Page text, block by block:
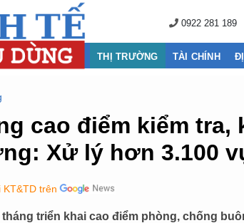
0922 281 189
THỊ TRƯỜNG TÀI CHÍNH
cao điểm kiểm tra,
Xử lý hơn 3.100
KT&TD trên
tháng triển khai cao điểm phòng, chống